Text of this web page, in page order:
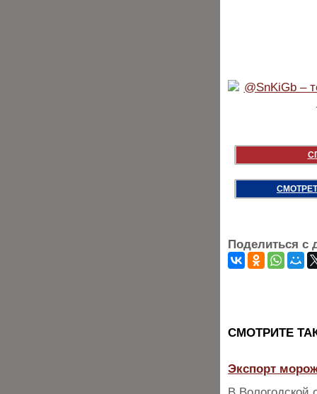
Поделиться с
CМОТРИТЕ
Экспорт